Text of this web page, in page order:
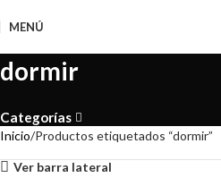
MENÚ
dormir
Categorías
Inicio Productos etiquetados “dormir”
Ver barra lateral